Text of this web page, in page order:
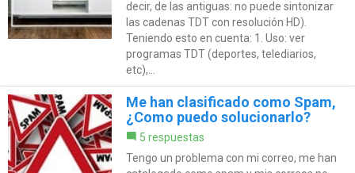
decir, de las antiguas: no puede sintonizar
las cadenas TDT con resolución HD).
Teniendo esto en cuenta: 1. Uso: ver
programas TDT (deportes, telediarios,
etc),...
Me han clasificado como Spam,
¿Como puedo solucionarlo?
5 respuestas
Tengo un problema con mi correo, me han